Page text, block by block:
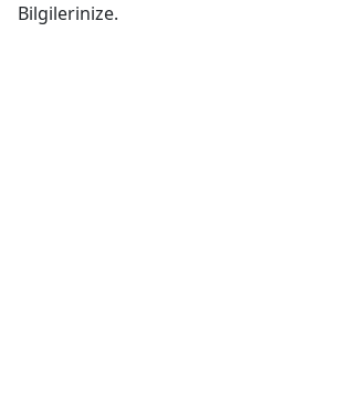
Bilgilerinize.